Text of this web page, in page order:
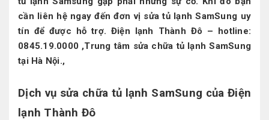
cần liên hệ ngay đến đơn vị sửa tủ lạnh SamSung uy
tín để được hỗ trợ. Điện lạnh Thành Đô – hotline:
0845.19.0000 ,Trung tâm sửa chữa tủ lạnh SamSung
tại Hà Nội.,
Dịch vụ sửa chữa tủ lạnh SamSung của Điện
lạnh Thành Đô